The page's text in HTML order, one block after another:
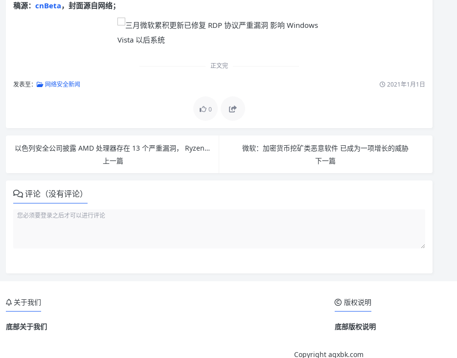
稿源： cnBeta，封面源自网络；
正文完
发表至： 网络安全新闻 2021年1月1日
0
以色列安全公司披露 AMD 处理器存在 13 个严重漏洞， Ryzen 和 EPYC 系列均受到影响
上一篇
微软：加密货币挖矿类恶意软件 已成为一项增长的威胁
下一篇
评论（没有评论）
关于我们
底部关于我们
版权说明
底部版权说明
Copyright aqxbk.com